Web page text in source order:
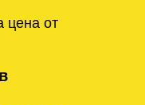
от